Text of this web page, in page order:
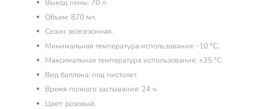
Выход пены: 70 л.
Объем: 870 мл.
Сезон: всесезонная.
Минимальная температура использования: -10 °С.
Максимальная температура использования: +35 °С.
Вид баллона: под пистолет.
Время полного застывания: 24 ч.
Цвет: розовый.